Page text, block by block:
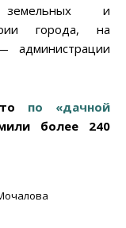
земельных и
города, на
администрации
по «дачной
более 240